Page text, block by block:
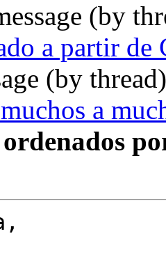
(by
a partir
(by
a